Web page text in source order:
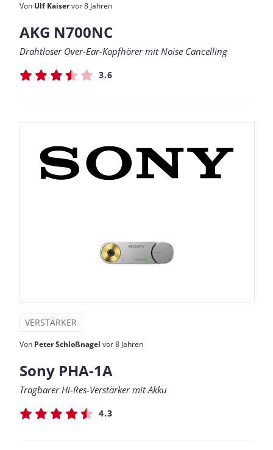
Von Ulf Kaiservor 8 Jahren
AKG N700NC
Drahtloser Over-Ear-Kopfhörer mit Noise Cancelling
3.6
VERSTÄRKER
Von Peter Schloßnagel vor 8 Jahren
Sony PHA-1A
Tragbarer Hi-Res-Verstärker mit Akku
4.3